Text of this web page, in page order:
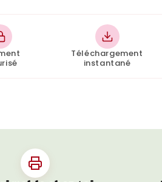
valeur chaque boisson.
ambiance chaleureuse et
l'outil idéal pour découvrir de
connaissances sur l'univers
Téléchargement
instantané